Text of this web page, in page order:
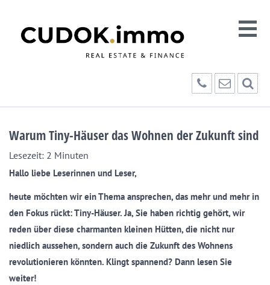
Warum Tiny-Häuser das Wohnen der Zukunft sind
Lesezeit: 2 Minuten
Hallo liebe Leserinnen und Leser,
heute möchten wir ein Thema ansprechen, das mehr und mehr in
den Fokus rückt: Tiny-Häuser. Ja, Sie haben richtig gehört, wir
reden über diese charmanten kleinen Hütten, die nicht nur
niedlich aussehen, sondern auch die Zukunft des Wohnens
revolutionieren könnten. Klingt spannend? Dann lesen Sie
weiter!